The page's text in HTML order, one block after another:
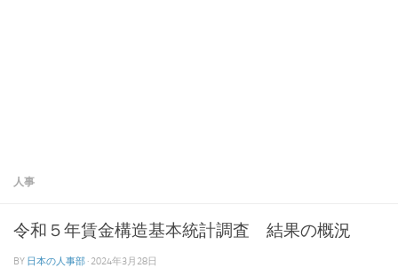
人事
令和５年賃金構造基本統計調査 結果の概況
BY 日本の人事部 · 2024年3月28日